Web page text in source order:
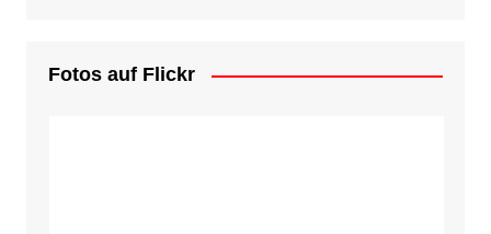
Fotos auf Flickr